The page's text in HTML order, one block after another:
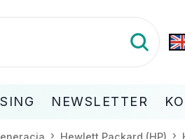
NEWSLETTER
Hewlett Packard (HP)